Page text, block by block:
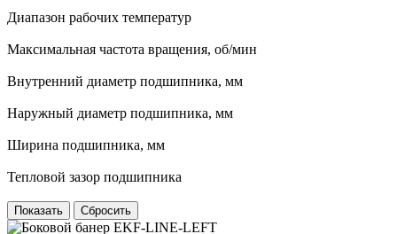
Диапазон рабочих температур
Максимальная частота вращения, об/мин
Внутренний диаметр подшипника, мм
Наружный диаметр подшипника, мм
Ширина подшипника, мм
Тепловой зазор подшипника
Сбросить